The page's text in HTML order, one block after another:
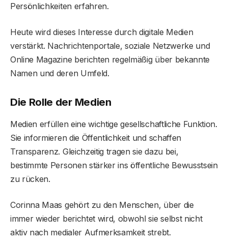
Persönlichkeiten erfahren.
Heute wird dieses Interesse durch digitale Medien
verstärkt. Nachrichtenportale, soziale Netzwerke und
Online Magazine berichten regelmäßig über bekannte
Namen und deren Umfeld.
Die Rolle der Medien
Medien erfüllen eine wichtige gesellschaftliche Funktion.
Sie informieren die Öffentlichkeit und schaffen
Transparenz. Gleichzeitig tragen sie dazu bei,
bestimmte Personen stärker ins öffentliche Bewusstsein
zu rücken.
Corinna Maas gehört zu den Menschen, über die
immer wieder berichtet wird, obwohl sie selbst nicht
aktiv nach medialer Aufmerksamkeit strebt.